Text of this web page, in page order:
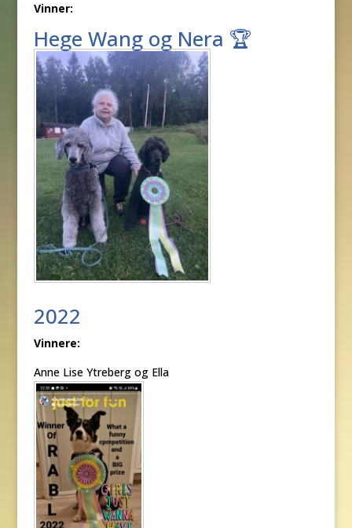
Vinner:
Hege Wang og Nera 🏆
2022
Vinnere:
Anne Lise Ytreberg og Ella